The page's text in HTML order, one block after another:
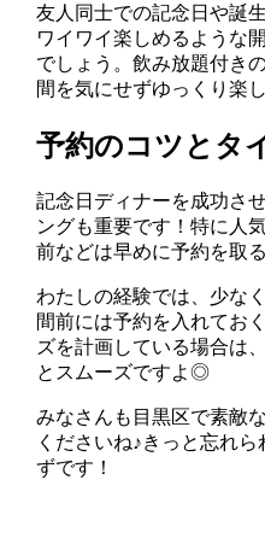
友人同士での記念日や誕
ワイワイ楽しめるような
でしょう。飲み放題付き
間を気にせずゆっくり楽
予約のコツとタ
記念日ディナーを成功さ
ングも重要です！特に人
前などは早めに予約を取
わたしの経験では、少な
間前には予約を入れてお
ズを計画している場合は
とスムーズですよ◎
みなさんも目黒区で素敵
くださいね♪きっと忘れ
ずです！